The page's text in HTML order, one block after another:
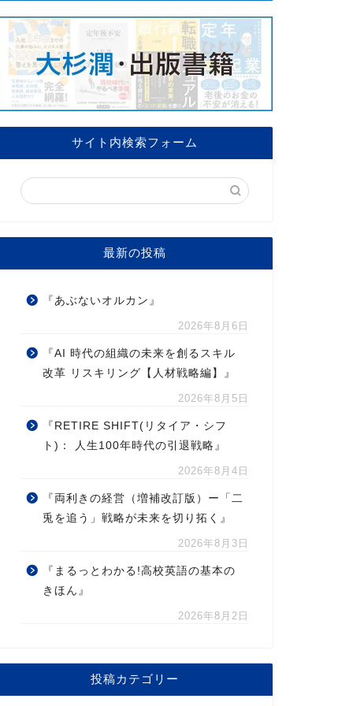
サイト内検索フォーム
最新の投稿
『あぶないオルカン』
2026年8月6日
『AI 時代の組織の未来を創るスキル
改革 リスキリング【人材戦略編】』
2026年8月5日
『RETIRE SHIFT(リタイア・シフ
ト)： 人生100年時代の引退戦略』
2026年8月4日
『両利きの経営（増補改訂版）ー「二
兎を追う」戦略が未来を切り拓く』
2026年8月3日
『まるっとわかる!高校英語の基本の
きほん』
2026年8月2日
投稿カテゴリー